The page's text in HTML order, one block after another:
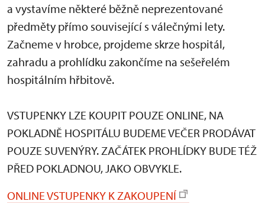
a vystavíme některé běžně neprezentované
předměty přímo související s válečnými lety.
Začneme v hrobce, projdeme skrze hospitál,
zahradu a prohlídku zakončíme na sešeřelém
hospitálním hřbitově.
VSTUPENKY LZE KOUPIT POUZE ONLINE, NA
POKLADNĚ HOSPITÁLU BUDEME VEČER PRODÁVAT
POUZE SUVENÝRY. ZAČÁTEK PROHLÍDKY BUDE TÉŽ
PŘED POKLADNOU, JAKO OBVYKLE.
ONLINE VSTUPENKY K ZAKOUPENÍ